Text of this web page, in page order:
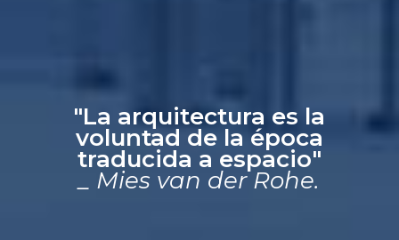
"La arquitectura es la
voluntad de la época
traducida a espacio"
_ Mies van der Rohe.